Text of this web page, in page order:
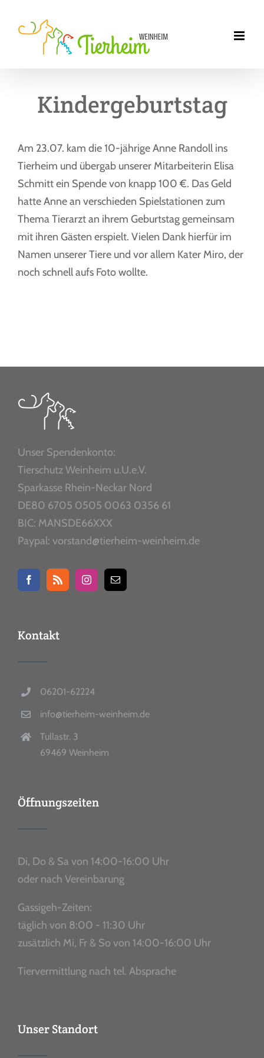
Inhalt
Kindergeburtstag
Am 23.07. kam die 10-jährige Anne Randoll ins
Tierheim und übergab unserer Mitarbeiterin Elisa
Schmitt ein Spende von knapp 100 €. Das Geld
hatte Anne an verschieden Spielstationen zum
Thema Tierarzt an ihrem Geburtstag gemeinsam
mit ihren Gästen erspielt. Vielen Dank hierfür im
Namen unserer Tiere und vor allem Kater Miro, der
noch schnell aufs Foto wollte.
Unser Spendenkonto:
Tierschutz Weinheim u.U.e.V.
Sparkasse Rhein-Neckar Nord
DE80 6705 0505 0063 0356 61
BIC: MANSDE66XXX
Paypal: vorstand@tierheim-weinheim.de
Kontakt
06201-62224
info@tierheim-weinheim.de
Tullastr. 3
69469 Weinheim
Öffnungszeiten
Di, Do & Sa von 14:00-16:00 Uhr
oder nach Vereinbarung
Gassigeh-Zeiten:
täglich von 8:00 - 11:30 Uhr
zusätzlich Mi, Fr & So von 14:00-16:00 Uhr
Tiervermittlung nach tel. Absprache
Unser Standort